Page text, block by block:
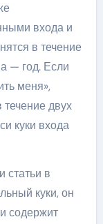
входа и
в течение
— год. Если
меня»,
двух
куки входа
статьи в
куки, он
содержит